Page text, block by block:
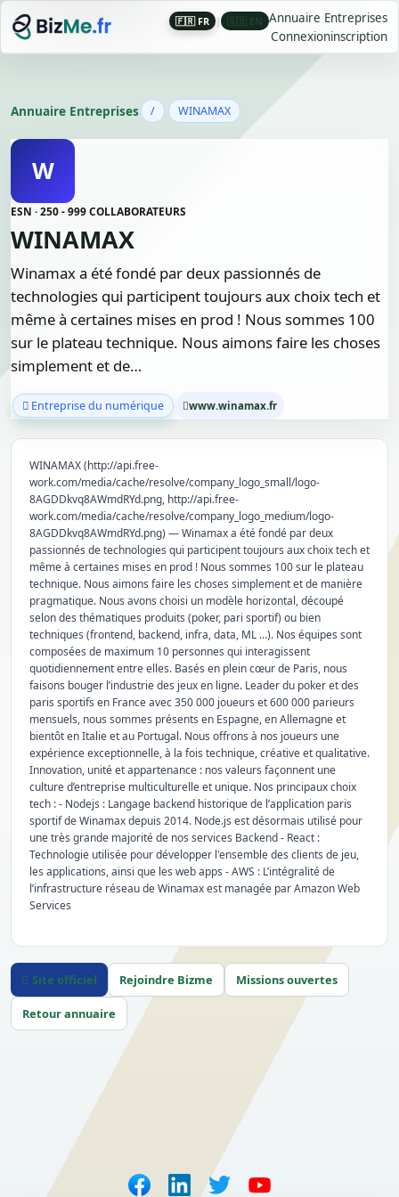
🇫🇷 FR |
Annuaire Entreprises
Connexioninscription
Annuaire Entreprises / WINAMAX
W
ESN · 250 - 999 COLLABORATEURS
WINAMAX
Winamax a été fondé par deux passionnés de
technologies qui participent toujours aux choix tech et
même à certaines mises en prod ! Nous sommes 100
sur le plateau technique. Nous aimons faire les choses
simplement et de…
Entreprise du numérique www.winamax.fr
WINAMAX (http://api.free-
work.com/media/cache/resolve/company_logo_small/logo-
8AGDDkvq8AWmdRYd.png, http://api.free-
work.com/media/cache/resolve/company_logo_medium/logo-
8AGDDkvq8AWmdRYd.png) — Winamax a été fondé par deux
passionnés de technologies qui participent toujours aux choix tech et
même à certaines mises en prod ! Nous sommes 100 sur le plateau
technique. Nous aimons faire les choses simplement et de manière
pragmatique. Nous avons choisi un modèle horizontal, découpé
selon des thématiques produits (poker, pari sportif) ou bien
techniques (frontend, backend, infra, data, ML …). Nos équipes sont
composées de maximum 10 personnes qui interagissent
quotidiennement entre elles. Basés en plein cœur de Paris, nous
faisons bouger l’industrie des jeux en ligne. Leader du poker et des
paris sportifs en France avec 350 000 joueurs et 600 000 parieurs
mensuels, nous sommes présents en Espagne, en Allemagne et
bientôt en Italie et au Portugal. Nous offrons à nos joueurs une
expérience exceptionnelle, à la fois technique, créative et qualitative.
Innovation, unité et appartenance : nos valeurs façonnent une
culture d’entreprise multiculturelle et unique. Nos principaux choix
tech : - Nodejs : Langage backend historique de l’application paris
sportif de Winamax depuis 2014. Node.js est désormais utilisé pour
une très grande majorité de nos services Backend - React :
Technologie utilisée pour développer l'ensemble des clients de jeu,
les applications, ainsi que les web apps - AWS : L’intégralité de
l’infrastructure réseau de Winamax est managée par Amazon Web
Services
Site officiel Rejoindre Bizme Missions ouvertes
Retour annuaire